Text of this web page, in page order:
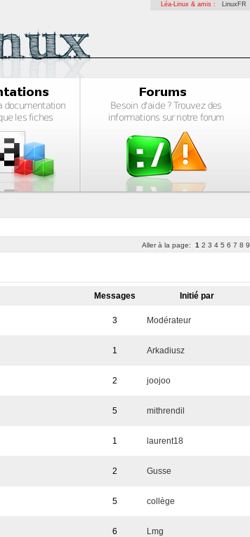
Léa-Linux & amis : LinuxFR
Aller à la page: 1 2 3 4 5 6 7 8 9
Messages Initié par
3 Modérateur
1 Arkadiusz
2 joojoo
5 mithrendil
1 laurent18
2 Gusse
5 collège
6 Lmg